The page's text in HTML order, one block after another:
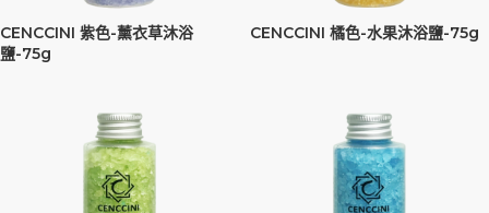
CENCCINI 紫色-薰衣草沐浴
鹽-75g
CENCCINI 橘色-水果沐浴鹽-75g